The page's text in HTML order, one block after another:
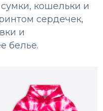
кошельки и
сердечек,
и
белье.